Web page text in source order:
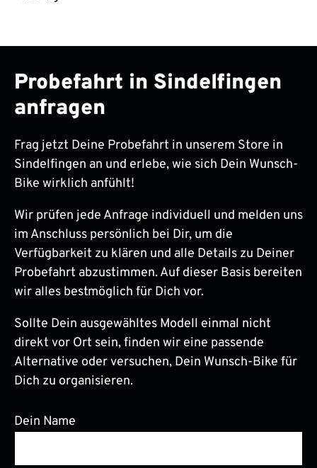
Probefahrt in Sindelfingen
anfragen
Frag jetzt Deine Probefahrt in unserem Store in
Sindelfingen an und erlebe, wie sich Dein Wunsch-
Bike wirklich anfühlt!
Wir prüfen jede Anfrage individuell und melden uns
im Anschluss persönlich bei Dir, um die
Verfügbarkeit zu klären und alle Details zu Deiner
Probefahrt abzustimmen. Auf dieser Basis bereiten
wir alles bestmöglich für Dich vor.
Sollte Dein ausgewähltes Modell einmal nicht
direkt vor Ort sein, finden wir eine passende
Alternative oder versuchen, Dein Wunsch-Bike für
Dich zu organisieren.
Dein Name